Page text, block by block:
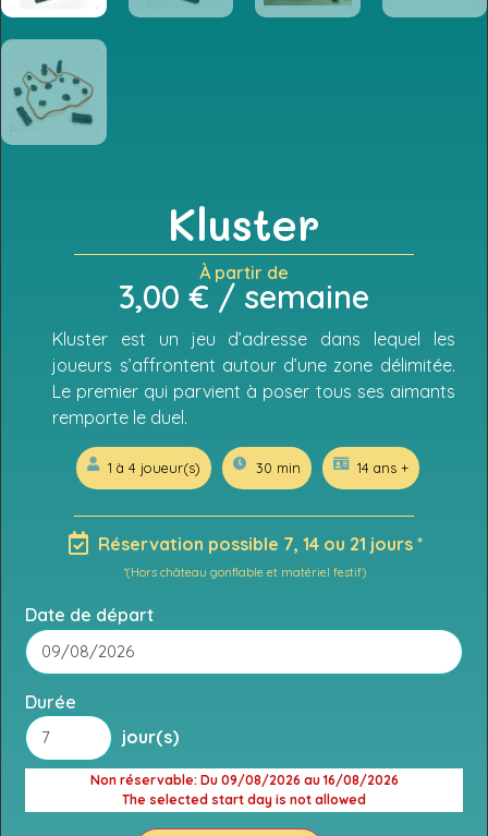
Kluster
À partir de
3,00 € / semaine
Kluster est un jeu d’adresse dans lequel les
joueurs s’affrontent autour d’une zone délimitée.
Le premier qui parvient à poser tous ses aimants
remporte le duel.
1 à 4 joueur(s) 30 min 14 ans +
Réservation possible 7, 14 ou 21 jours *
*(Hors château gonflable et matériel festif)
Date de départ
Durée
jour(s)
Non réservable: Du 09/08/2026 au 16/08/2026
The selected start day is not allowed